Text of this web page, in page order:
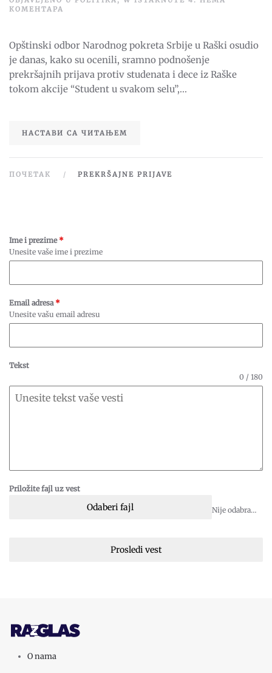
КОМЕНТАРА
STANDARDI
RAŠČANSKE
POLICIJE
Opštinski odbor Narodnog pokreta Srbije u Raški osudio
je danas, kako su ocenili, sramno podnošenje
prekršajnih prijava protiv studenata i dece iz Raške
tokom akcije “Student u svakom selu”,...
НАСТАВИ СА ЧИТАЊЕМ
ПОЧЕТАК PREKRŠAJNE PRIJAVE
Ime i prezime *
Unesite vaše ime i prezime
Email adresa *
Unesite vašu email adresu
Tekst
0 / 180
Priložite fajl uz vest
Odaberi fajl Nije odabran fajl
Prosledi vest
O nama